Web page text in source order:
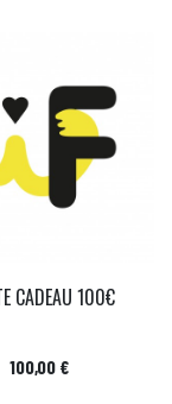
CADEAU 100€
Prix
100,00 €